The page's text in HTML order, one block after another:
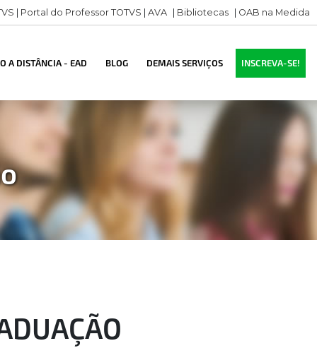
Portal do Professor TOTVS AVA Bibliotecas OAB na Medida
A DISTÂNCIA - EAD BLOG DEMAIS SERVIÇOS INSCREVA-SE!